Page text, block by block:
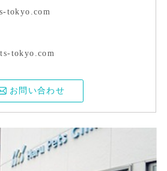
tokyo.com
tokyo.com
お問い合わせ